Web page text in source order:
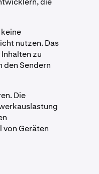
nutzen. Das
zu
den Sendern
Die
von Geräten